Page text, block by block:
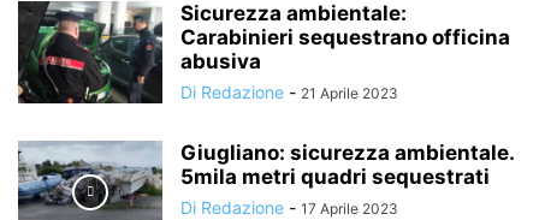
Sicurezza ambientale:
Carabinieri sequestrano officina
abusiva
Di Redazione - 21 Aprile 2023
Giugliano: sicurezza ambientale.
5mila metri quadri sequestrati
Di Redazione - 17 Aprile 2023